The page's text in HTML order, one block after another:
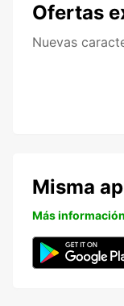
Ofertas
Nuevas
Misma
Más información